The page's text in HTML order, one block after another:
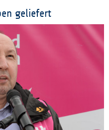
geliefert